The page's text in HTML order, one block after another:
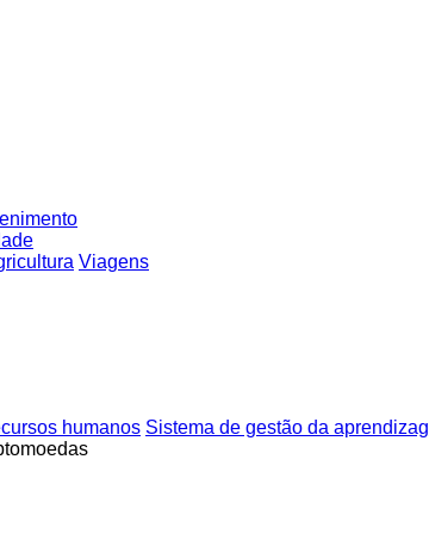
Viagens
humanos Sistema de gestão da